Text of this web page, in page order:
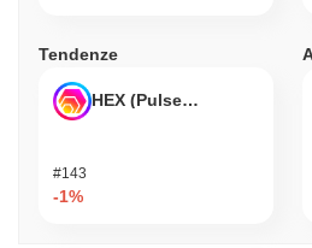
Tendenze
HEX (Pulsechain)
#143
-1%